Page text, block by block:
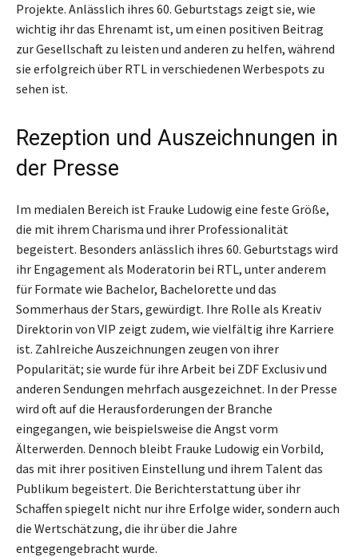
Projekte. Anlässlich ihres 60. Geburtstags zeigt sie, wie
wichtig ihr das Ehrenamt ist, um einen positiven Beitrag
zur Gesellschaft zu leisten und anderen zu helfen, während
sie erfolgreich über RTL in verschiedenen Werbespots zu
sehen ist.
Rezeption und Auszeichnungen in
der Presse
Im medialen Bereich ist Frauke Ludowig eine feste Größe,
die mit ihrem Charisma und ihrer Professionalität
begeistert. Besonders anlässlich ihres 60. Geburtstags wird
ihr Engagement als Moderatorin bei RTL, unter anderem
für Formate wie Bachelor, Bachelorette und das
Sommerhaus der Stars, gewürdigt. Ihre Rolle als Kreativ
Direktorin von VIP zeigt zudem, wie vielfältig ihre Karriere
ist. Zahlreiche Auszeichnungen zeugen von ihrer
Popularität; sie wurde für ihre Arbeit bei ZDF Exclusiv und
anderen Sendungen mehrfach ausgezeichnet. In der Presse
wird oft auf die Herausforderungen der Branche
eingegangen, wie beispielsweise die Angst vorm
Älterwerden. Dennoch bleibt Frauke Ludowig ein Vorbild,
das mit ihrer positiven Einstellung und ihrem Talent das
Publikum begeistert. Die Berichterstattung über ihr
Schaffen spiegelt nicht nur ihre Erfolge wider, sondern auch
die Wertschätzung, die ihr über die Jahre
entgegengebracht wurde.